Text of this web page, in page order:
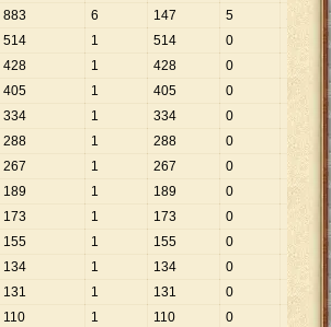
883 6 147 5
514 1 514
0
428 1 428
0
405 1 405
0
334 1 334
0
288 1 288
0
267 1 267
0
189 1 189
0
173 1 173
0
155 1 155
0
134 1 134
0
131 1 131
0
110 1 110
0